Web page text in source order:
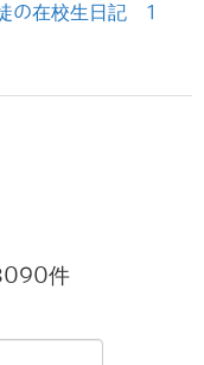
の在校生日記 1
件